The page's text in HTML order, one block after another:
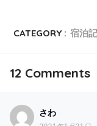
CATEGORY : 宿泊
12 Comments
さわ